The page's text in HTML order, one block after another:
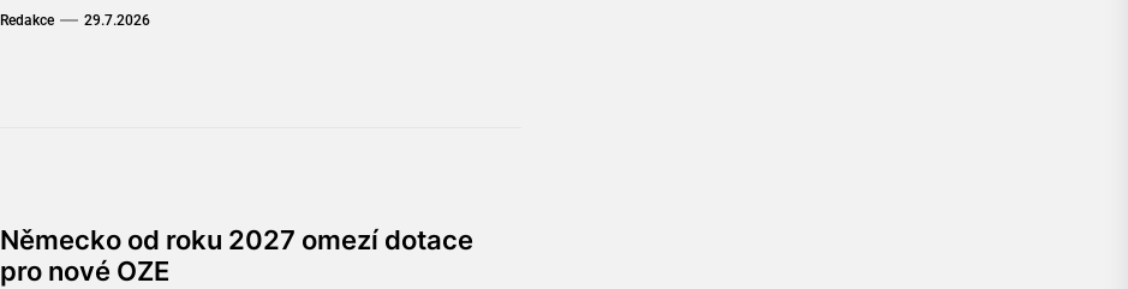
Redakce 29.7.2026
Německo od roku 2027 omezí dotace
pro nové OZE